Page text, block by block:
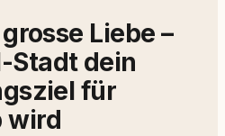
Liebe –
Stadt dein
für
wird